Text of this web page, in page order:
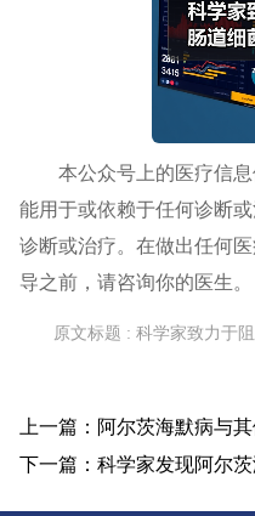
本公众号上的医疗信息
能用于或依赖于任何诊断
诊断或治疗。在做出任何
导之前，请咨询你的医生。
原文标题 : 科学家致力于
上一篇：阿尔茨海默病与
下一篇：科学家发现阿尔